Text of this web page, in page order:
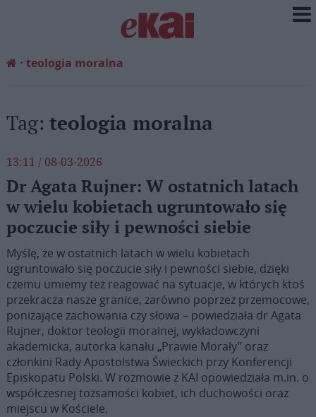
teologia moralna
Tag: teologia moralna
13:11 / 08-03-2026
Dr Agata Rujner: W ostatnich latach
w wielu kobietach ugruntowało się
poczucie siły i pewności siebie
Myślę, że w ostatnich latach w wielu kobietach
ugruntowało się poczucie siły i pewności siebie, dzięki
czemu umiemy też reagować na sytuacje, w których ktoś
przekracza nasze granice, zarówno poprzez przemocowe,
poniżające zachowania czy słowa – powiedziała dr Agata
Rujner, doktor teologii moralnej, wykładowczyni
akademicka, autorka kanału „Prawie Morały” oraz
członkini Rady Apostolstwa Świeckich przy Konferencji
Episkopatu Polski. W rozmowie z KAI opowiedziała m.in. o
współczesnej tożsamości kobiet, ich duchowości oraz
miejscu w Kościele.